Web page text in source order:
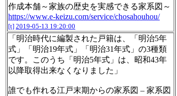
作成本舗～家族の歴史を実感できる家系図～
https://www.e-keizu.com/service/chosahouhou/
[t] 2019-05-13 19:20:00
「明治時代に編製された戸籍は、「明治5年
式」「明治19年式」「明治31年式」の3種類
です。このうち「明治5年式」は、昭和43年
以降取得出来なくなりました」
誰でも作れる江戸末期からの家系図 – 家系図